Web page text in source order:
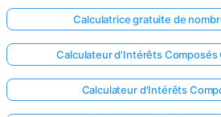
Calculatrice gratuite de
Calculateur d'Intérêts Composés
Calculateur d'Intérêts